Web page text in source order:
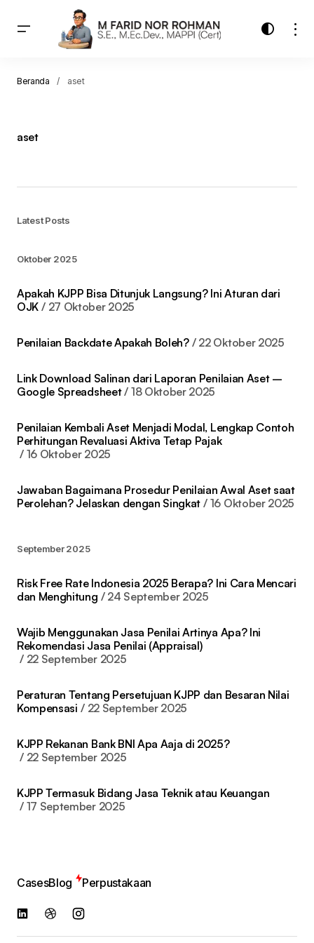
Beranda aset
aset
Latest Posts
Oktober 2025
Apakah KJPP Bisa Ditunjuk Langsung? Ini Aturan dari
OJK
27 Oktober 2025
Penilaian Backdate Apakah Boleh? 22 Oktober 2025
Link Download Salinan dari Laporan Penilaian Aset –
Google Spreadsheet
18 Oktober 2025
Penilaian Kembali Aset Menjadi Modal, Lengkap Contoh
Perhitungan Revaluasi Aktiva Tetap Pajak
16 Oktober 2025
Jawaban Bagaimana Prosedur Penilaian Awal Aset saat
Perolehan? Jelaskan dengan Singkat
16 Oktober 2025
September 2025
Risk Free Rate Indonesia 2025 Berapa? Ini Cara Mencari
dan Menghitung
24 September 2025
Wajib Menggunakan Jasa Penilai Artinya Apa? Ini
Rekomendasi Jasa Penilai (Appraisal)
22 September 2025
Peraturan Tentang Persetujuan KJPP dan Besaran Nilai
Kompensasi
22 September 2025
KJPP Rekanan Bank BNI Apa Aaja di 2025?
22 September 2025
KJPP Termasuk Bidang Jasa Teknik atau Keuangan
17 September 2025
CasesBlog Perpustakaan